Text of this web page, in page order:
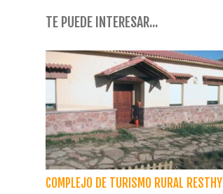
TE PUEDE INTERESAR...
COMPLEJO DE TURISMO RURAL RESTHY